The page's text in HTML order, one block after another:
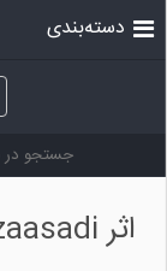
دسته‌بندی